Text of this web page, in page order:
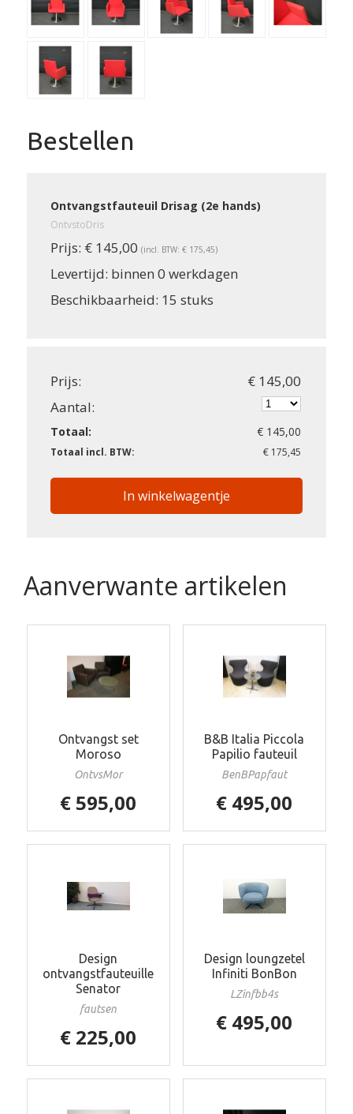
Bestellen
Ontvangstfauteuil Drisag (2e hands)
OntvstoDris
Prijs: € 145,00 (incl. BTW: € 175,45)
Levertijd: binnen 0 werkdagen
Beschikbaarheid: 15 stuks
Prijs:
€ 145,00
Aantal:
Totaal: € 145,00
Totaal incl. BTW: € 175,45
In winkelwagentje
Aanverwante artikelen
Ontvangst set
Moroso
OntvsMor
€ 595,00
B&B Italia Piccola
Papilio fauteuil
BenBPapfaut
€ 495,00
Design
ontvangstfauteuille
Senator
fautsen
€ 225,00
Design loungzetel
Infiniti BonBon
LZinfbb4s
€ 495,00